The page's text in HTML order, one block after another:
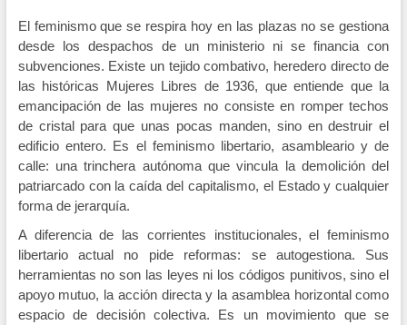
El feminismo que se respira hoy en las plazas no se gestiona
desde los despachos de un ministerio ni se financia con
subvenciones. Existe un tejido combativo, heredero directo de
las históricas Mujeres Libres de 1936, que entiende que la
emancipación de las mujeres no consiste en romper techos
de cristal para que unas pocas manden, sino en destruir el
edificio entero. Es el feminismo libertario, asambleario y de
calle: una trinchera autónoma que vincula la demolición del
patriarcado con la caída del capitalismo, el Estado y cualquier
forma de jerarquía.
A diferencia de las corrientes institucionales, el feminismo
libertario actual no pide reformas: se autogestiona. Sus
herramientas no son las leyes ni los códigos punitivos, sino el
apoyo mutuo, la acción directa y la asamblea horizontal como
espacio de decisión colectiva. Es un movimiento que se